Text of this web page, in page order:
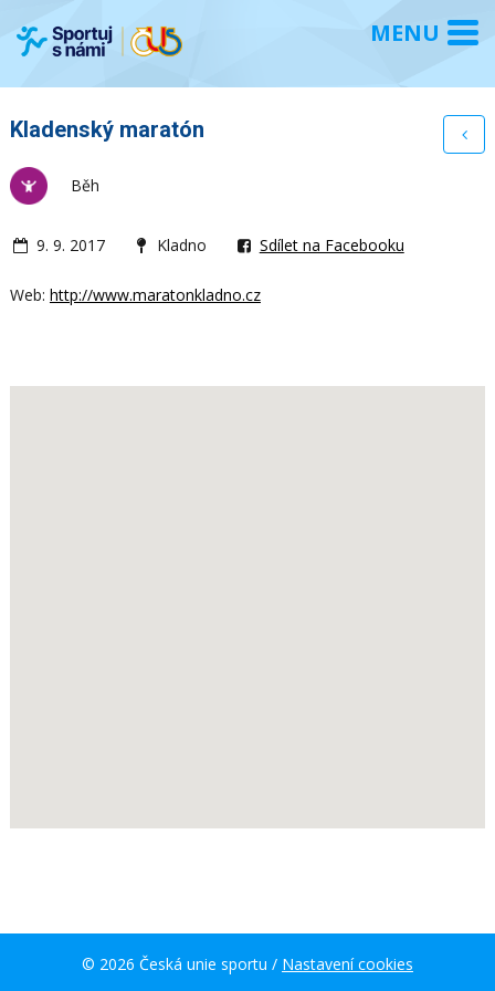
Kladenský maratón
Běh
9. 9. 2017 Kladno Sdílet na Facebooku
Web: http://www.maratonkladno.cz
© 2026 Česká unie sportu / Nastavení cookies